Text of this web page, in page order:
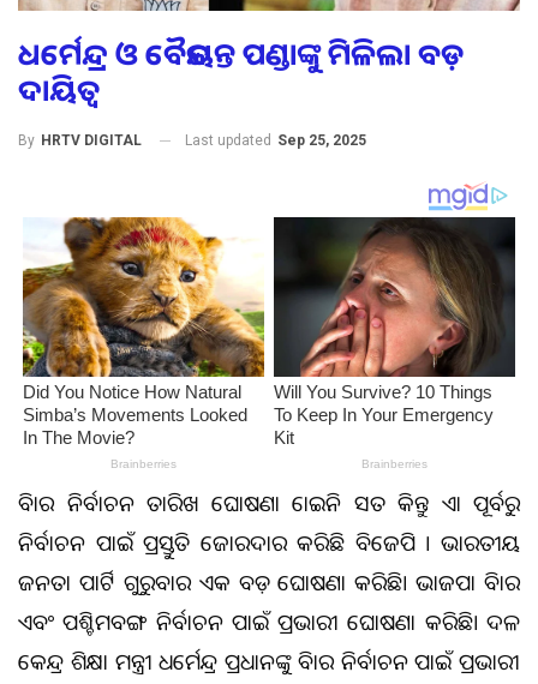
ଧର୍ମେନ୍ଦ୍ର ଓ ବୈଜୟନ୍ତ ପଣ୍ଡାଙ୍କୁ ମିଳିଲା ବଡ଼
ଦାୟିତ୍ୱ
By HRTV DIGITAL Last updated Sep 25, 2025
ବିହାର ନିର୍ବାଚନ ତାରିଖ ଘୋଷଣା ହୋଇନି ସତ କିନ୍ତୁ ଏହା ପୂର୍ବରୁ
ନିର୍ବାଚନ ପାଇଁ ପ୍ରସ୍ତୁତି ଜୋରଦାର କରିଛି ବିଜେପି । ଭାରତୀୟ
ଜନତା ପାର୍ଟି ଗୁରୁବାର ଏକ ବଡ଼ ଘୋଷଣା କରିଛି। ଭାଜପା ବିହାର
ଏବଂ ପଶ୍ଚିମବଙ୍ଗ ନିର୍ବାଚନ ପାଇଁ ପ୍ରଭାରୀ ଘୋଷଣା କରିଛି। ଦଳ
କେନ୍ଦ୍ର ଶିକ୍ଷା ମନ୍ତ୍ରୀ ଧର୍ମେନ୍ଦ୍ର ପ୍ରଧାନଙ୍କୁ ବିହାର ନିର୍ବାଚନ ପାଇଁ ପ୍ରଭାରୀ